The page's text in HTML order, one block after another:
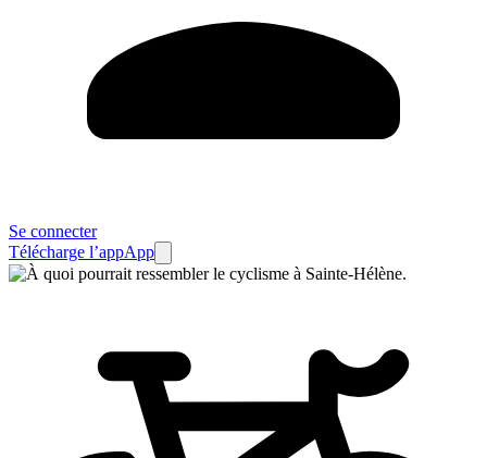
Se connecter
Télécharge l’appApp